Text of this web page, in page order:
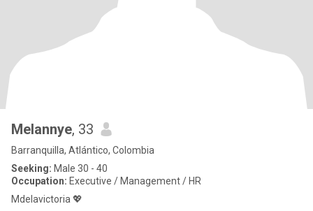
Melannye, 33
Barranquilla, Atlántico, Colombia
Seeking: Male 30 - 40
Occupation: Executive / Management / HR
Mdelavictoria 💖